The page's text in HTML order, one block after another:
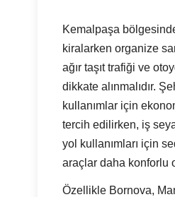
Kemalpaşa
kiralarken organize
ağır taşıt trafiği ve
dikkate alınmalıdır.
kullanımlar için
tercih edilirken, iş
yol kullanımları için
araçlar daha konforlu
Özellikle Bornova,